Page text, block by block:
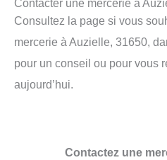
Contacter une mercerie à
Consultez la page si vous
mercerie à Auzielle, 31650,
pour un conseil ou pour vous
aujourd’hui.
Contactez une